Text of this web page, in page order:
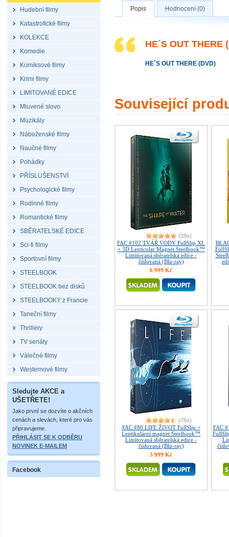
Hudební filmy
Katastrofické filmy
KOLEKCE
Komedie
Komiksové filmy
Krimi filmy
LIMITOVANÉ EDICE
Mluvené slovo
Muzikály
Náboženské filmy
Naučné filmy
Pohádky
PŘÍSLUŠENSTVÍ
Psychologické filmy
Rodinné filmy
Romantické filmy
SBĚRATELSKÉ EDICE
Sci-fi filmy
Sportovní filmy
STEELBOOK
STEELBOOK bez disků
STEELBOOKY z Francie
Taneční filmy
Thrillery
TV seriály
Válečné filmy
Westernové filmy
Sledujte AKCE a
UŠETŘETE!
Jako první se dozvíte o akčních
cenách a slevách, které pro vás
připravujeme.
PŘIHLÁSIT SE K ODBĚRU
NOVINEK E-MAILEM
Facebook
Popis Hodnocení (0)
HE´S OUT THERE
HE´S OUT THERE (DVD)
Související
(28x)
FAC #102 TVÁŘ VODY FullSlip XL
+ 3D Lenticular Magnet Steelbook™
Limitovaná sběratelská edice -
číslovaná (Blu-ray)
6 999 Kč
(76x)
FAC #80 LIFE ŽIVOT FullSlip +
Lentikulární magnet Steelbook™
Limitovaná sběratelská edice -
číslovaná (Blu-ray)
3 999 Kč
FAC